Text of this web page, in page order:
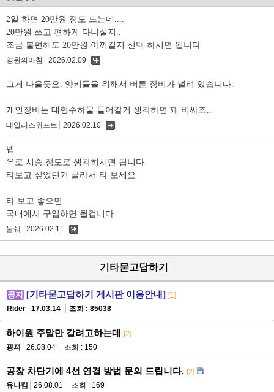
2일 하면 20만원 정도 드는데....
20만원 쓰고 편하게 다니실지..
조금 불편해도 20만원 아끼길지 선택 하시면 됩니다
영원의아침 2026.02.09
그게 나을듯요. 양키들을 위해서 버튼 장비가 널려 있습니다.
개인장비는 대형수하물 들어갈거 생각하면 꽤 비싸죠..
테일러스위프트 2026.02.10
넵
유로 시승 정도로 생각히시면 됩니다
타보고 싶었던거 골라서 타 보세요
타 보고 좋으면
국내에서 구입하면 될겁니다
물쉐 2026.02.11
기타묻고답하기
공지 [기타묻고답하기 게시판 이용안내] [1]
Rider
17.03.14 조회 : 85038
하이원 주말만 갈려고하는데 [2]
끵끠
26.08.04 조회 : 150
공장 차단기에 4선 연결 방법 문의 드립니다. [2]
유나킴
26.08.01 조회 : 169